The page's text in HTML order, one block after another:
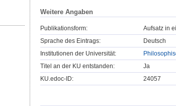
Weitere Angaben
Publikationsform:
Aufsatz in
Sprache des Eintrags:
Deutsch
Institutionen der Universität:
Titel an der KU entstanden:
Ja
KU.edoc-ID:
24057